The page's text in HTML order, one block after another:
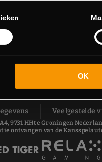
OK
Veelgestelde
9731 HH te Groningen
ontvangen van de